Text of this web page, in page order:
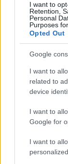
I want to
Retention,
Personal
Purposes
Opted Out
Google
I want to
related to
device
I want to
Google for
I want to